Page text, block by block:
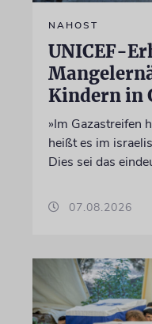
NAHOST
UNICEF-
Kindern in
»Im Gazastreifen
heißt es im
Dies sei das
07.08.2026